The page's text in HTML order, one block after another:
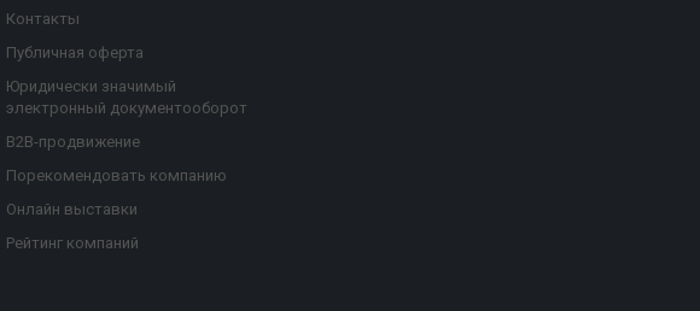
Контакты
Публичная оферта
Юридически значимый
электронный документооборот
B2B-продвижение
Порекомендовать компанию
Онлайн выставки
Рейтинг компаний